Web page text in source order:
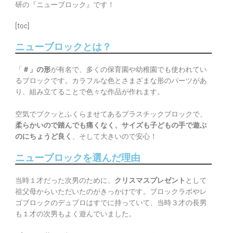
研の『ニューブロック』です！
[toc]
ニューブロックとは？
「 ＃」の形が有名で、多くの保育園や幼稚園でも使われてい
るブロックです。カラフルな色とさまざまな形のパーツがあ
り、組み立てることで色々な作品が作れます。
空気でプクッとふくらませてあるプラスチックブロックで、
柔らかいので踏んでも痛くなく、サイズも子どもの手で遊ぶ
のにちょうど良く
、そして大きいので安心！
ニューブロックを選んだ理由
当時１才だった次男のために、 クリスマスプレゼント として
祖父母からいただいたのがきっかけです。ブロックラボやレ
ゴブロックのデュプロはすでに持っていて、当時３才の長男
も１才の次男もよく遊んでいました。